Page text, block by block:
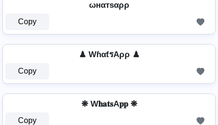
ωнαтѕαρρ
Copy
♟ WɦαƭรAρρ ♟
Copy
❋ W𝐡𝐚𝐭𝐬A𝐩𝐩 ❋
Copy